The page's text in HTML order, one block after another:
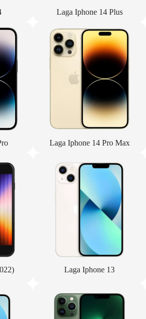
Laga Iphone 14 Plus
Laga Iphone 14 Pro Max
Laga Iphone 13